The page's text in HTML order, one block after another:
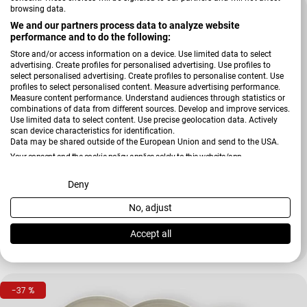
browsing data.
We and our partners process data to analyze website
performance and to do the following:
Store and/or access information on a device. Use limited data to select
advertising. Create profiles for personalised advertising. Use profiles to
select personalised advertising. Create profiles to personalise content. Use
profiles to select personalised content. Measure advertising performance.
Measure content performance. Understand audiences through statistics or
combinations of data from different sources. Develop and improve services.
Use limited data to select content. Use precise geolocation data. Actively
scan device characteristics for identification.
Data may be shared outside of the European Union and send to the USA.
Your consent and the cookie policy applies solely to this website/app.
View Partner List (2 IAB Vendors)
We use your data for the following purposes:
IAB processing purposes:
Deny
No, adjust
Accept all
-38 %
Tafelservice Sento Home
Seltmann Weiden
219,90 €
-37 %